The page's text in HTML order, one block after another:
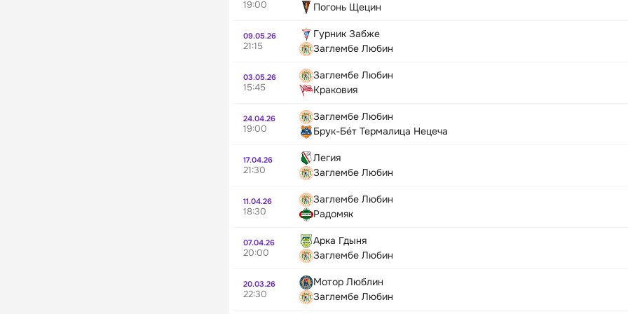
19:00
Погонь Щецин
09.05.26
21:15
Гурник Забже
Заглембе Любин
03.05.26
15:45
Заглембе Любин
Краковия
24.04.26
19:00
Заглембе Любин
Брук-Бе́т Термалица Нецеча
17.04.26
21:30
Легия
Заглембе Любин
11.04.26
18:30
Заглембе Любин
Радомяк
07.04.26
20:00
Арка Гдыня
Заглембе Любин
20.03.26
22:30
Мотор Люблин
Заглембе Любин